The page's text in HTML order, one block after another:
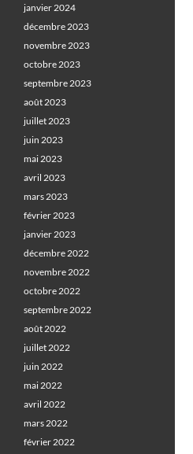
janvier 2024
décembre 2023
novembre 2023
octobre 2023
septembre 2023
août 2023
juillet 2023
juin 2023
mai 2023
avril 2023
mars 2023
février 2023
janvier 2023
décembre 2022
novembre 2022
octobre 2022
septembre 2022
août 2022
juillet 2022
juin 2022
mai 2022
avril 2022
mars 2022
février 2022